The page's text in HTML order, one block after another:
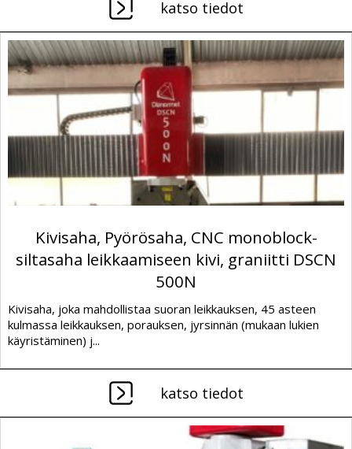
katso tiedot
Kivisaha, Pyörösaha, CNC monoblock-
siltasaha leikkaamiseen kivi, graniitti DSCN
500N
Kivisaha, joka mahdollistaa suoran leikkauksen, 45 asteen
kulmassa leikkauksen, porauksen, jyrsinnän (mukaan lukien
käyristäminen) j...
katso tiedot